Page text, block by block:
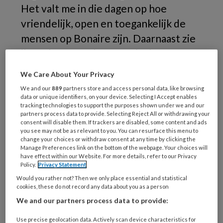
Het valt me in die dagen op hoe
vriendelijk, open en toegankelijk de
mensen op Bonaire zijn. Daarnaast zie
ik veel overeenkomsten in de
kinderopvang.
Het
REGISTREREN
Wil je dit artikel lezen?
Maak gratis een account aan en lees 2
We Care About Your Privacy
We and our889 partners store and access personal data, like browsing
data or unique identifiers, on your device. Selecting I Accept enables
tracking technologies to support the purposes shown under we and our
partners process data to provide. Selecting Reject All or withdrawing your
consent will disable them. If trackers are disabled, some content and ads
you see may not be as relevant to you. You can resurface this menu to
change your choices or withdraw consent at any time by clicking the
Manage Preferences link on the bottom of the webpage. Your choices will
have effect within our Website. For more details, refer to our Privacy
Policy. Privacy Statement
Would you rather not? Then we only place essential and statistical
cookies, these do not record any data about you as a person
We and our partners process data to provide:
Use precise geolocation data. Actively scan device characteristics for